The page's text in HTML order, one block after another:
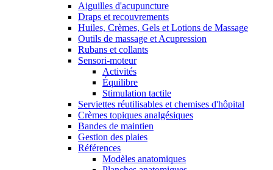
Aiguilles d'acupuncture
Draps et recouvrements
Huiles, Crèmes, Gels et Lotions de Massage
Outils de massage et Acupression
Rubans et collants
Sensori-moteur
Activités
Équilibre
Stimulation tactile
Serviettes réutilisables et chemises d'hôpital
Crèmes topiques analgésiques
Bandes de maintien
Gestion des plaies
Références
Modèles anatomiques